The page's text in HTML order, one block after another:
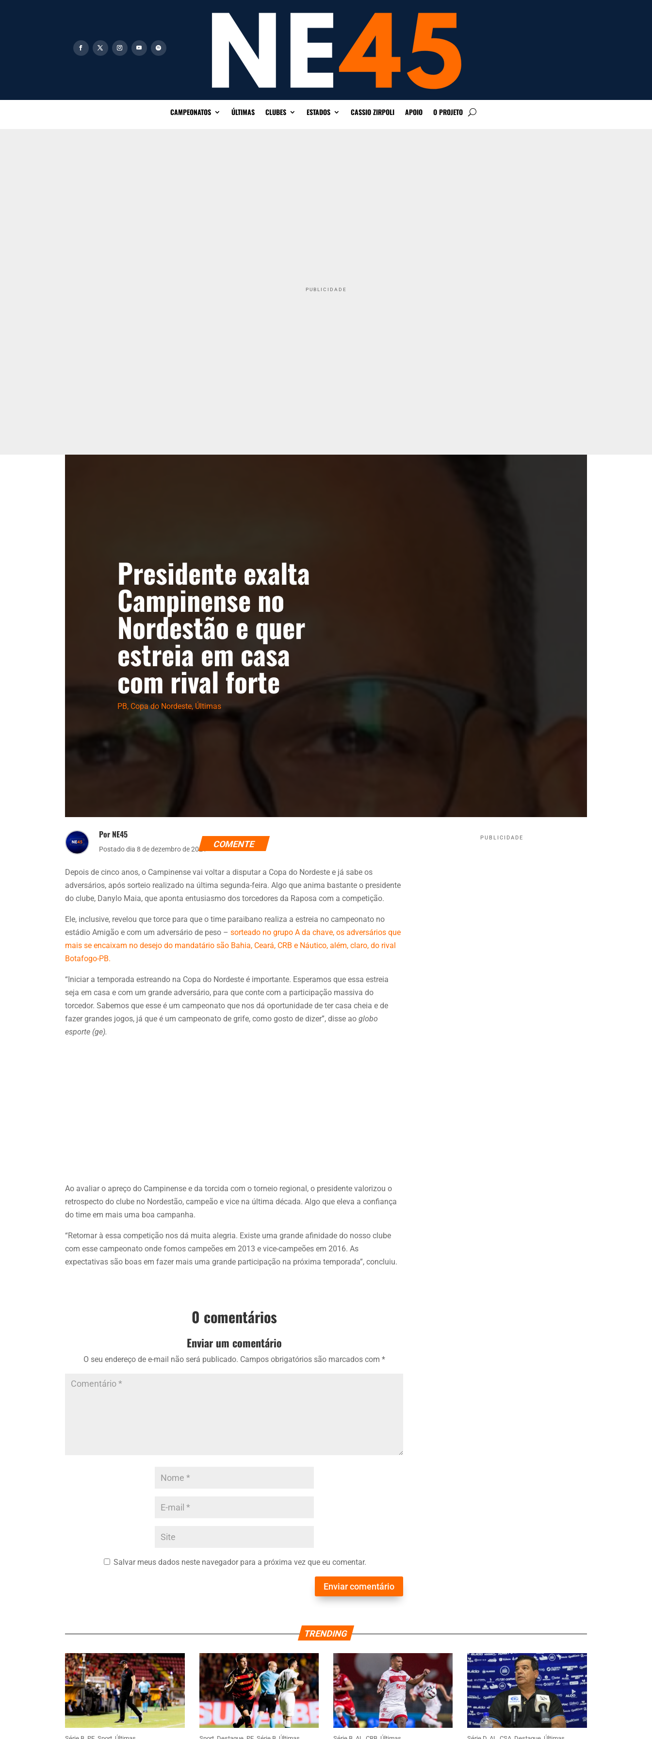
CAMPEONATOS ÚLTIMAS CLUBES ESTADOS CASSIO ZIRPOLI APOIO O PROJETO
PUBLICIDADE
Presidente exalta
Campinense no
Nordestão e quer
estreia em casa
com rival forte
PB, Copa do Nordeste, Últimas
Por NE45
Postado dia 8 de dezembro de 2021 COMENTE
Depois de cinco anos, o Campinense vai voltar a disputar a Copa do Nordeste e já sabe os
adversários, após sorteio realizado na última segunda-feira. Algo que anima bastante o presidente
do clube, Danylo Maia, que aponta entusiasmo dos torcedores da Raposa com a competição.
Ele, inclusive, revelou que torce para que o time paraibano realiza a estreia no campeonato no
estádio Amigão e com um adversário de peso –sorteado no grupo A da chave, os adversários que
mais se encaixam no desejo do mandatário são Bahia, Ceará, CRB e Náutico, além, claro, do rival
Botafogo-PB.
“Iniciar a temporada estreando na Copa do Nordeste é importante. Esperamos que essa estreia
seja em casa e com um grande adversário, para que conte com a participação massiva do
torcedor. Sabemos que esse é um campeonato que nos dá oportunidade de ter casa cheia e de
fazer grandes jogos, já que é um campeonato de grife, como gosto de dizer”, disse aoglobo
esporte (ge).
Ao avaliar o apreço do Campinense e da torcida com o torneio regional, o presidente valorizou o
retrospecto do clube no Nordestão, campeão e vice na última década. Algo que eleva a confiança
do time em mais uma boa campanha.
“Retornar à essa competição nos dá muita alegria. Existe uma grande afinidade do nosso clube
com esse campeonato onde fomos campeões em 2013 e vice-campeões em 2016. As
expectativas são boas em fazer mais uma grande participação na próxima temporada”, concluiu.
0 comentários
Enviar um comentário
O seu endereço de e-mail não será publicado. Campos obrigatórios são marcados com *
Salvar meus dados neste navegador para a próxima vez que eu comentar.
Enviar comentário
PUBLICIDADE
TRENDING